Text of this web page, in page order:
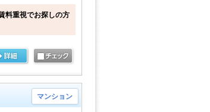
料重視でお探しの方
マンション